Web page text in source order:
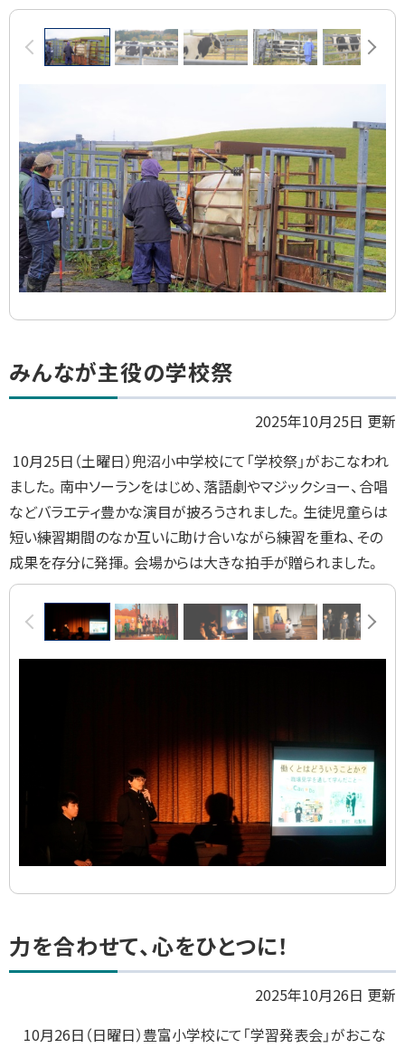
画
ド
集
前へ 次へ
ト
ッ
戻
る
みんなが主役の学校祭
2025年10月25日 更新
10月25日（土曜日）兜沼小中学校にて「学校祭」がおこなわれ
ました。南中ソーランをはじめ、落語劇やマジックショー、合唱
などバラエティ豊かな演目が披ろうされました。生徒児童らは
短い練習期間のなか互いに助け合いながら練習を重ね、その
成果を存分に発揮。会場からは大きな拍手が贈られました。
画
次へ
ト
ッ
力を合わせて、心をひとつに！
2025年10月26日 更新
10月26日（日曜日）豊富小学校にて「学習発表会」がおこな